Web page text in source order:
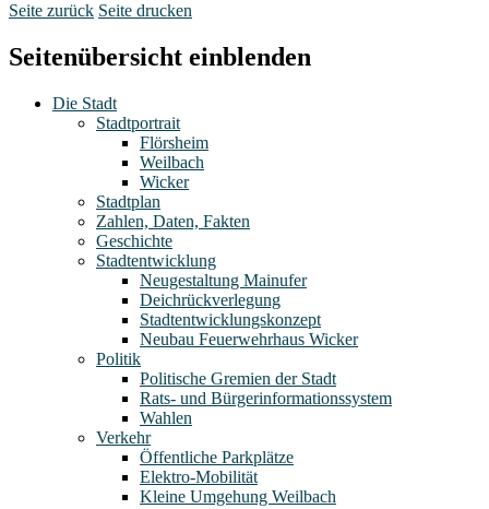
Seite zurück Seite drucken
Seitenübersicht einblenden
Die Stadt
Stadtportrait
Flörsheim
Weilbach
Wicker
Stadtplan
Zahlen, Daten, Fakten
Geschichte
Stadtentwicklung
Neugestaltung Mainufer
Deichrückverlegung
Stadtentwicklungskonzept
Neubau Feuerwehrhaus Wicker
Politik
Politische Gremien der Stadt
Rats- und Bürgerinformationssystem
Wahlen
Verkehr
Öffentliche Parkplätze
Elektro-Mobilität
Kleine Umgehung Weilbach